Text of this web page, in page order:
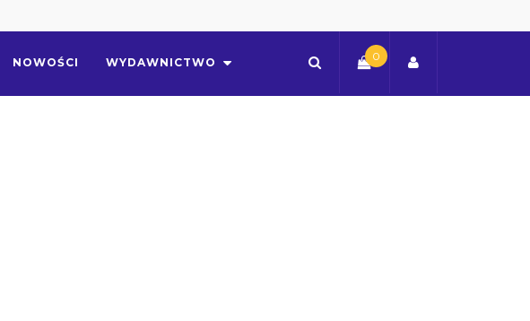
0
NOWOŚCI WYDAWNICTWO